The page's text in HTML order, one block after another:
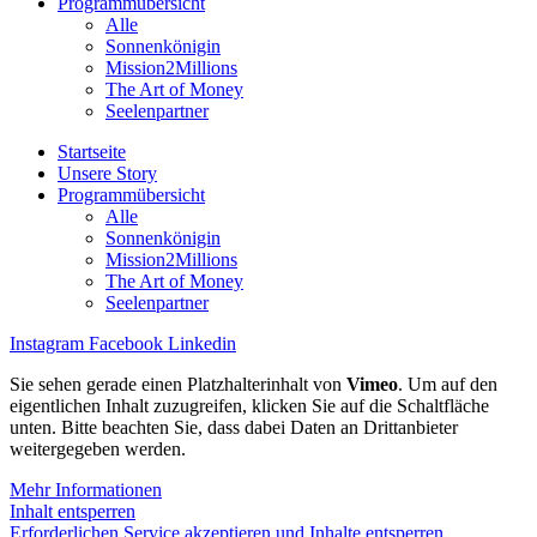
Alle
Sonnenkönigin
Mission2Millions
The Art of Money
Seelenpartner
Startseite
Unsere Story
Programmübersicht
Alle
Sonnenkönigin
Mission2Millions
The Art of Money
Seelenpartner
Instagram Facebook Linkedin
Sie sehen gerade einen Platzhalterinhalt von Vimeo. Um auf den
eigentlichen Inhalt zuzugreifen, klicken Sie auf die Schaltfläche
unten. Bitte beachten Sie, dass dabei Daten an Drittanbieter
weitergegeben werden.
Mehr Informationen
Inhalt entsperren